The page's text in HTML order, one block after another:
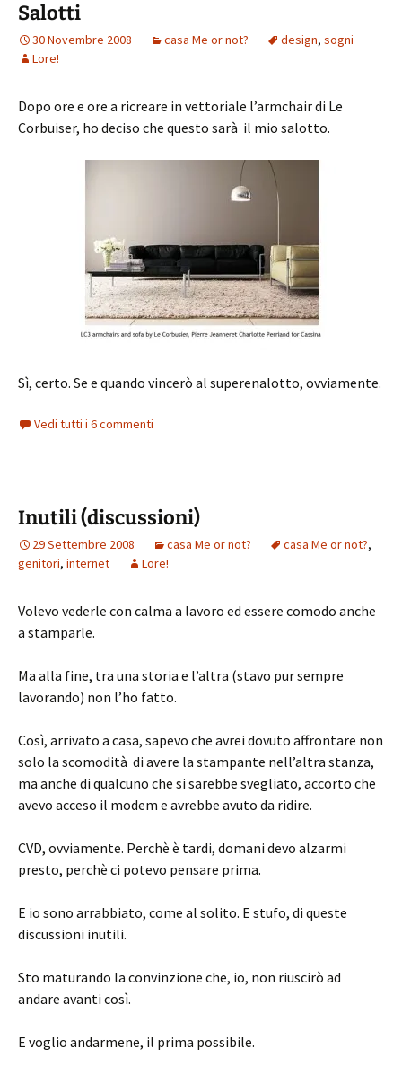
Salotti
30 Novembre 2008 casa Me or not? design, sogni
Lore!
Dopo ore e ore a ricreare in vettoriale l’armchair di Le
Corbuiser, ho deciso che questo sarà il mio salotto.
Sì, certo. Se e quando vincerò al superenalotto, ovviamente.
Vedi tutti i 6 commenti
Inutili (discussioni)
29 Settembre 2008 casa Me or not? casa Me or not?,
genitori, internet Lore!
Volevo vederle con calma a lavoro ed essere comodo anche
a stamparle.
Ma alla fine, tra una storia e l’altra (stavo pur sempre
lavorando) non l’ho fatto.
Così, arrivato a casa, sapevo che avrei dovuto affrontare non
solo la scomodità di avere la stampante nell’altra stanza,
ma anche di qualcuno che si sarebbe svegliato, accorto che
avevo acceso il modem e avrebbe avuto da ridire.
CVD, ovviamente. Perchè è tardi, domani devo alzarmi
presto, perchè ci potevo pensare prima.
E io sono arrabbiato, come al solito. E stufo, di queste
discussioni inutili.
Sto maturando la convinzione che, io, non riuscirò ad
andare avanti così.
E voglio andarmene, il prima possibile.